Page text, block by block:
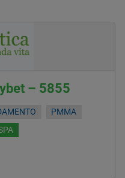
– 5855
PMMA